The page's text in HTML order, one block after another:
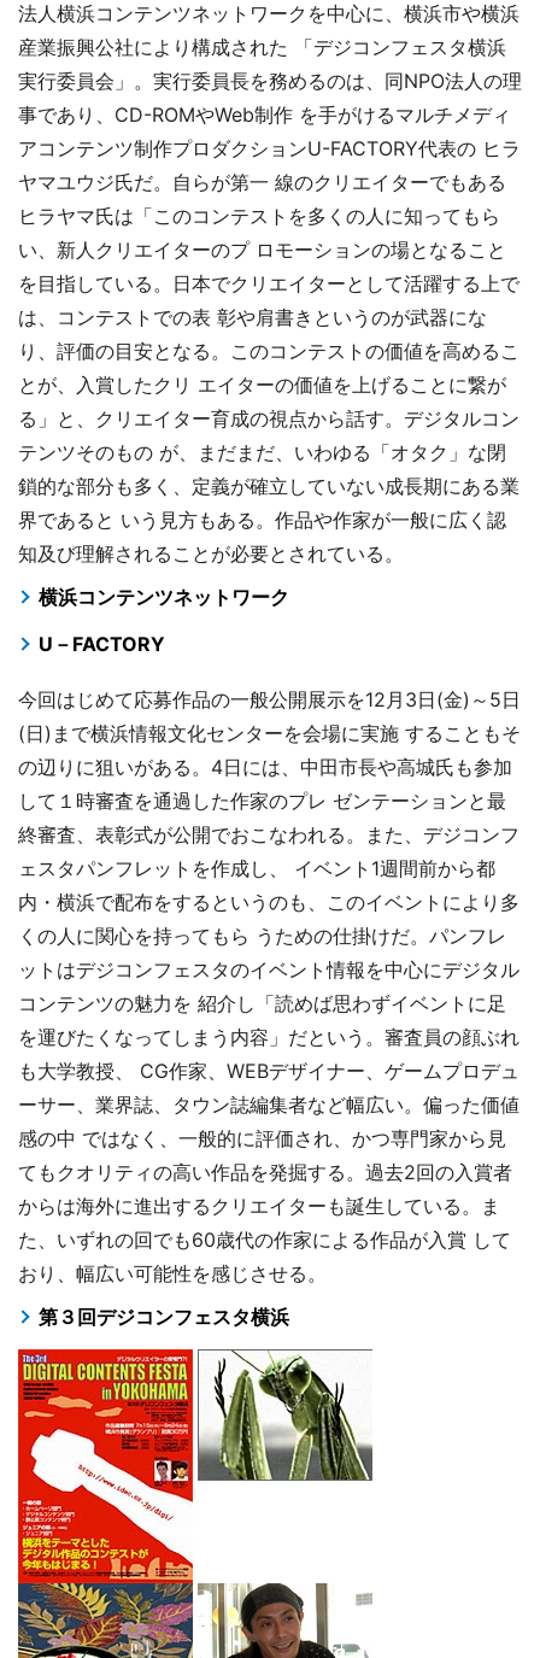
法人横浜コンテンツネットワークを中心に、横浜市や横浜
産業振興公社により構成された 「デジコンフェスタ横浜
実行委員会」。実行委員長を務めるのは、同NPO法人の理
事であり、CD-ROMやWeb制作 を手がけるマルチメディ
アコンテンツ制作プロダクションU-FACTORY代表の ヒラ
ヤマユウジ氏だ。自らが第一 線のクリエイターでもある
ヒラヤマ氏は「このコンテストを多くの人に知ってもら
い、新人クリエイターのプ ロモーションの場となること
を目指している。日本でクリエイターとして活躍する上で
は、コンテストでの表 彰や肩書きというのが武器にな
り、評価の目安となる。このコンテストの価値を高めるこ
とが、入賞したクリ エイターの価値を上げることに繋が
る」と、クリエイター育成の視点から話す。デジタルコン
テンツそのもの が、まだまだ、いわゆる「オタク」な閉
鎖的な部分も多く、定義が確立していない成長期にある業
界であると いう見方もある。作品や作家が一般に広く認
知及び理解されることが必要とされている。
横浜コンテンツネットワーク
U－FACTORY
今回はじめて応募作品の一般公開展示を12月3日(金)～5日
(日)まで横浜情報文化センターを会場に実施 することもそ
の辺りに狙いがある。4日には、中田市長や高城氏も参加
して１時審査を通過した作家のプレ ゼンテーションと最
終審査、表彰式が公開でおこなわれる。また、デジコンフ
ェスタパンフレットを作成し、 イベント1週間前から都
内・横浜で配布をするというのも、このイベントにより多
くの人に関心を持ってもら うための仕掛けだ。パンフレ
ットはデジコンフェスタのイベント情報を中心にデジタル
コンテンツの魅力を 紹介し「読めば思わずイベントに足
を運びたくなってしまう内容」だという。審査員の顔ぶれ
も大学教授、 CG作家、WEBデザイナー、ゲームプロデュ
ーサー、業界誌、タウン誌編集者など幅広い。偏った価値
感の中 ではなく、一般的に評価され、かつ専門家から見
てもクオリティの高い作品を発掘する。過去2回の入賞者
からは海外に進出するクリエイターも誕生している。ま
た、いずれの回でも60歳代の作家による作品が入賞 して
おり、幅広い可能性を感じさせる。
第３回デジコンフェスタ横浜